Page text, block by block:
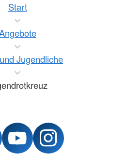
Start
Jugendliche